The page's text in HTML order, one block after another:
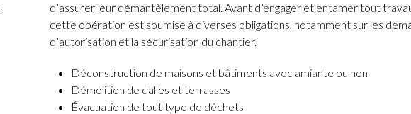
d’assurer leur démantèlement total. Avant d’engager et entamer tout
cette opération est soumise à diverses obligations, notamment sur les
d’autorisation et la sécurisation du chantier.
Déconstruction de maisons et bâtiments avec amiante ou non
Démolition de dalles et terrasses
Évacuation de tout type de déchets